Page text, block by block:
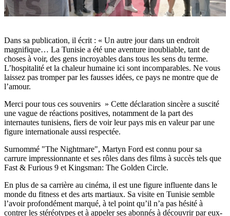
Dans sa publication, il écrit : « Un autre jour dans un endroit
magnifique… La Tunisie a été une aventure inoubliable, tant de
choses à voir, des gens incroyables dans tous les sens du terme.
L’hospitalité et la chaleur humaine ici sont incomparables. Ne vous
laissez pas tromper par les fausses idées, ce pays ne montre que de
l’amour.
Merci pour tous ces souvenirs » Cette déclaration sincère a suscité
une vague de réactions positives, notamment de la part des
internautes tunisiens, fiers de voir leur pays mis en valeur par une
figure internationale aussi respectée.
Surnommé "The Nightmare", Martyn Ford est connu pour sa
carrure impressionnante et ses rôles dans des films à succès tels que
Fast & Furious 9 et Kingsman: The Golden Circle.
En plus de sa carrière au cinéma, il est une figure influente dans le
monde du fitness et des arts martiaux. Sa visite en Tunisie semble
l’avoir profondément marqué, à tel point qu’il n’a pas hésité à
contrer les stéréotypes et à appeler ses abonnés à découvrir par eux-